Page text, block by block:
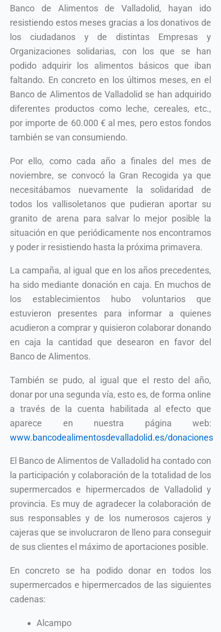
Banco de Alimentos de Valladolid, hayan ido
resistiendo estos meses gracias a los donativos de
los ciudadanos y de distintas Empresas y
Organizaciones solidarias, con los que se han
podido adquirir los alimentos básicos que iban
faltando. En concreto en los últimos meses, en el
Banco de Alimentos de Valladolid se han adquirido
diferentes productos como leche, cereales, etc.,
por importe de 60.000 € al mes, pero estos fondos
también se van consumiendo.
Por ello, como cada año a finales del mes de
noviembre, se convocó la Gran Recogida ya que
necesitábamos nuevamente la solidaridad de
todos los vallisoletanos que pudieran aportar su
granito de arena para salvar lo mejor posible la
situación en que periódicamente nos encontramos
y poder ir resistiendo hasta la próxima primavera.
La campaña, al igual que en los años precedentes,
ha sido mediante donación en caja. En muchos de
los establecimientos hubo voluntarios que
estuvieron presentes para informar a quienes
acudieron a comprar y quisieron colaborar donando
en caja la cantidad que desearon en favor del
Banco de Alimentos.
También se pudo, al igual que el resto del año,
donar por una segunda vía, esto es, de forma online
a través de la cuenta habilitada al efecto que
aparece en nuestra página web:
www.bancodealimentosdevalladolid.es/donaciones
El Banco de Alimentos de Valladolid ha contado con
la participación y colaboración de la totalidad de los
supermercados e hipermercados de Valladolid y
provincia. Es muy de agradecer la colaboración de
sus responsables y de los numerosos cajeros y
cajeras que se involucraron de lleno para conseguir
de sus clientes el máximo de aportaciones posible.
En concreto se ha podido donar en todos los
supermercados e hipermercados de las siguientes
cadenas:
Alcampo